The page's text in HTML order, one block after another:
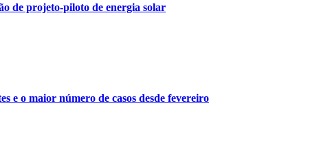
de projeto-piloto de energia solar
e o maior número de casos desde fevereiro